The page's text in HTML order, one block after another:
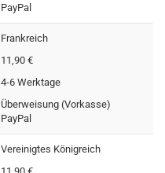
PayPal
Frankreich
11,90 €
4-6 Werktage
Überweisung (Vorkasse)
PayPal
Vereinigtes Königreich
11,90 €